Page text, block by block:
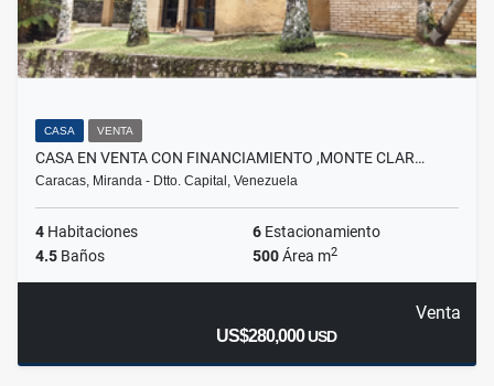
CASA VENTA
CASA EN VENTA CON FINANCIAMIENTO ,MONTE CLAR…
Caracas, Miranda - Dtto. Capital, Venezuela
4 Habitaciones 6 Estacionamiento
4.5 Baños 500Área m2
Venta
US$280,000USD